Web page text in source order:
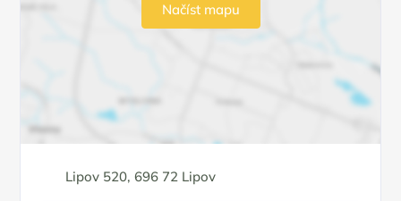
Načíst mapu
Lipov 520, 696 72 Lipov